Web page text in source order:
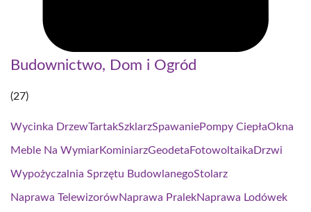
Budownictwo, Dom i Ogród
(27)
Wycinka DrzewTartakSzklarzSpawaniePompy CiepłaOkna
Meble Na WymiarKominiarzGeodetaFotowoltaikaDrzwi
Wypożyczalnia Sprzętu BudowlanegoStolarz
Naprawa TelewizorówNaprawa PralekNaprawa Lodówek